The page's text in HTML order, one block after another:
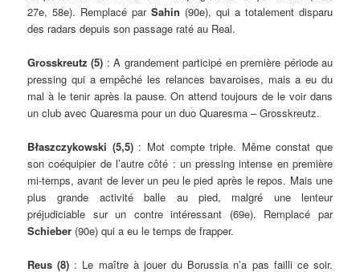
27e, 58e). Remplacé parSahin (90e), qui a totalement disparu
des radars depuis son passage raté au Real.
Grosskreutz (5) : A grandement participé en première période au
pressing qui a empêché les relances bavaroises, mais a eu du
mal à le tenir après la pause. On attend toujours de le voir dans
un club avec Quaresma pour un duo Quaresma – Grosskreutz.
Błaszczykowski (5,5): Mot compte tripłe. Même constat que
son coéquipier de l’autre côté : un pressing intense en première
mi-temps, avant de lever un peu le pied après le repos. Mais une
plus grande activité balle au pied, malgré une lenteur
préjudiciable sur un contre intéressant (69e). Remplacé par
Schieber (90e) qui a eu le temps de frapper.
Reus (8) : Le maître à jouer du Borussia n’a pas failli ce soir.